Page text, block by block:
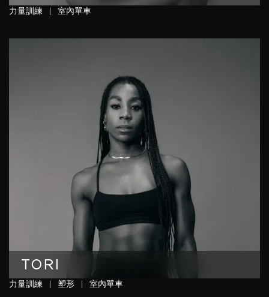
力量訓練 室內單車
TORI
力量訓練 塑形 室內單車